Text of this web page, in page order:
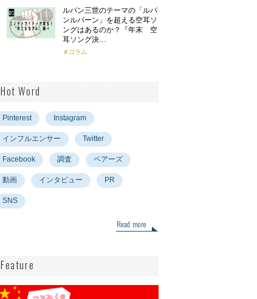
ルパン三世のテーマの「ルパ
ンルパーン」を超える空耳ソ
ングはあるのか？『年末 空
耳ソング決…
コラム
Hot Word
Pinterest Instagram
インフルエンサー Twitter
Facebook 調査 ペアーズ
動画 インタビュー PR
SNS
Read more
Feature